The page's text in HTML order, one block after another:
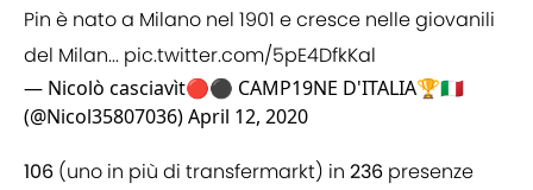
Pin è nato a Milano nel 1901 e cresce nelle giovanili
del Milan... pic.twitter.com/5pE4DfkKal
— Nicolò casciavìt🔴⚫ CAMP19NE D'ITALIA🏆🇮🇹
(@Nicol35807036)April 12, 2020
106 (uno in più di transfermarkt) in 236 presenze